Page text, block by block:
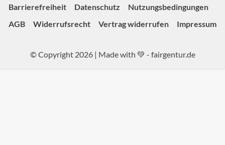
Barrierefreiheit Datenschutz
Nutzungsbedingungen
AGB
Widerrufsrecht Vertrag widerrufen Impressum
© Copyright 2026 | Made with 💚 - fairgentur.de